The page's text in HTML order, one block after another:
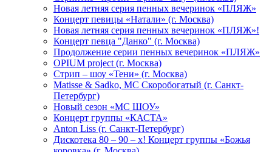
Новая летняя серия пенных вечеринок «ПЛЯЖ»
Концерт певицы «Натали» (г. Москва)
Новая летняя серия пенных вечеринок «ПЛЯЖ»!
Концерт певца "Данко" (г. Москва)
Продолжение серии пенных вечеринок «ПЛЯЖ»
OPIUM project (г. Москва)
Стрип – шоу «Тени» (г. Москва)
Matissе & Sadko, MC Скоробогатый (г. Санкт-
Петербург)
Новый сезон «МС ШОУ»
Концерт группы «КАСТА»
Anton Liss (г. Санкт-Петербург)
Дискотека 80 – 90 – х! Концерт группы «Божья